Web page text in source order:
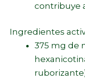
contribuye
Ingredientes
375 mg de